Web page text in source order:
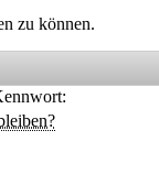
zu können.